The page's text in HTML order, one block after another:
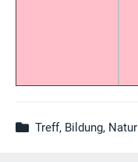
Treff, Bildung, Natur